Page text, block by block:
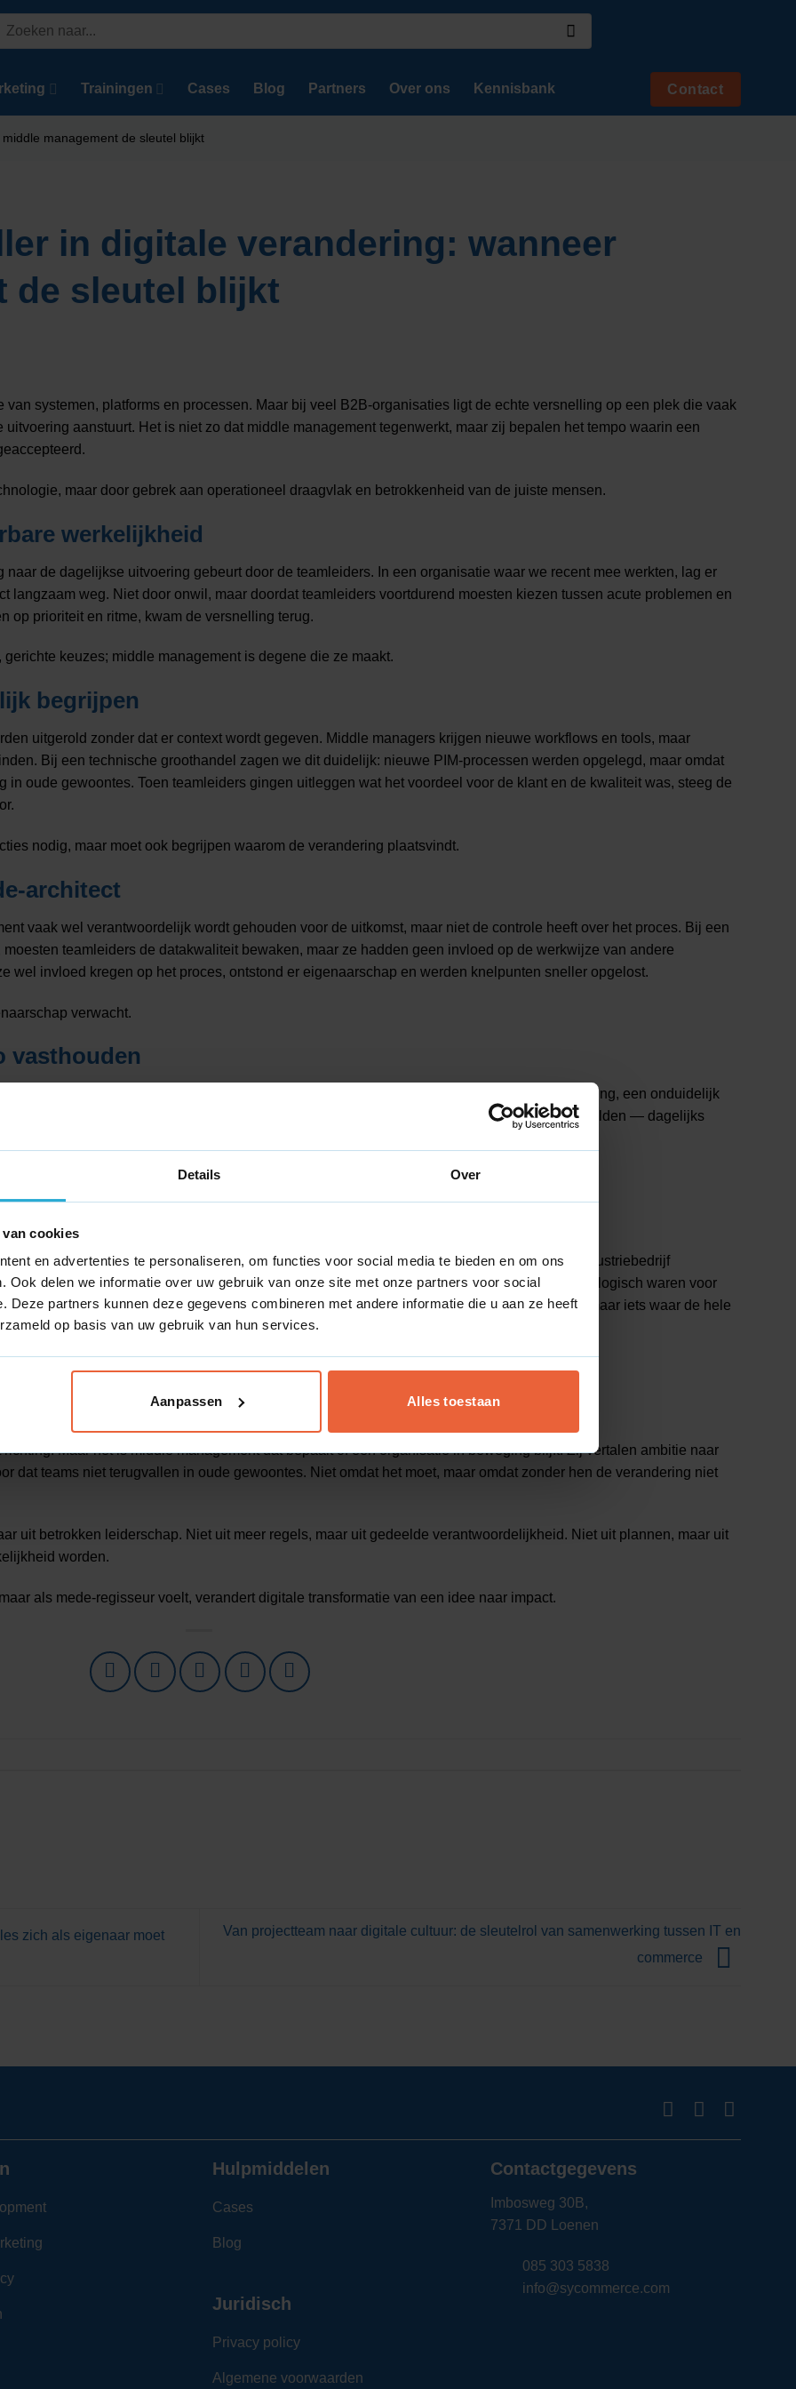
Details Over
cookies
en advertenties te personaliseren, om functies voor social media te bieden en om ons
Ook delen we informatie over uw gebruik van onze site met onze partners voor social
Deze partners kunnen deze gegevens combineren met andere informatie die u aan ze heeft
op basis van uw gebruik van hun services.
Aanpassen Alles toestaan
Zoeken
Trainingen Cases Blog Partners Over ons Kennisbank Contact
management de sleutel blijkt
in digitale verandering: wanneer
de sleutel blijkt
systemen, platforms en processen. Maar bij veel B2B-organisaties ligt de echte versnelling op een plek die vaak
aanstuurt. Het is niet zo dat middle management tegenwerkt, maar zij bepalen het tempo waarin een
maar door gebrek aan operationeel draagvlak en betrokkenheid van de juiste mensen.
werkelijkheid
de dagelijkse uitvoering gebeurt door de teamleiders. In een organisatie waar we recent mee werkten, lag er
langzaam weg. Niet door onwil, maar doordat teamleiders voortdurend moesten kiezen tussen acute problemen en
op prioriteit en ritme, kwam de versnelling terug.
keuzes; middle management is degene die ze maakt.
begrijpen
uitgerold zonder dat er context wordt gegeven. Middle managers krijgen nieuwe workflows en tools, maar
Bij een technische groothandel zagen we dit duidelijk: nieuwe PIM-processen werden opgelegd, maar omdat
in oude gewoontes. Toen teamleiders gingen uitleggen wat het voordeel voor de klant en de kwaliteit was, steeg de
nodig, maar moet ook begrijpen waarom de verandering plaatsvindt.
architect
vaak wel verantwoordelijk wordt gehouden voor de uitkomst, maar niet de controle heeft over het proces. Bij een
teamleiders de datakwaliteit bewaken, maar ze hadden geen invloed op de werkwijze van andere
wel invloed kregen op het proces, ontstond er eigenaarschap en werden knelpunten sneller opgelost.
verwacht.
vasthouden
maar door een reeks kleine vertragingen: een vergeten update, een terugkerende uitzondering, een onduidelijk
sprint telkens een beetje uit. Toen we samen met middle management een vast ritme bepaalden — dagelijks
maandelijks bijsturen — verbeterde de flow zonder meer druk.
maar ze missen de duidelijkheid over wat ze met die cijfers moeten doen. In een industriebedrijf
werden bij de digitale roadmap. Niet achteraf, maar vooraf. Ze bepaalden welke stappen logisch waren voor
het meest realistisch was. Vanaf dat moment was het project niet meer “van digital”, maar iets waar de hele
van het proces, maar aan het begin.
mensenwerk
Maar het is middle management dat bepaalt of een organisatie in beweging blijft. Zij vertalen ambitie naar
dat teams niet terugvallen in oude gewoontes. Niet omdat het moet, maar omdat zonder hen de verandering niet
uit betrokken leiderschap. Niet uit meer regels, maar uit gedeelde verantwoordelijkheid. Niet uit plannen, maar uit
worden.
als mede-regisseur voelt, verandert digitale transformatie van een idee naar impact.
zich als eigenaar moet
Van projectteam naar digitale cultuur: de sleutelrol van samenwerking tussen IT en
commerce
Hulpmiddelen
Cases
Blog
Juridisch
Privacy policy
Algemene voorwaarden
Contactgegevens
Imbosweg 30B,
7371 DD Loenen
085 303 5838
info@sycommerce.com